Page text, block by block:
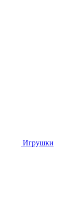
Игрушки